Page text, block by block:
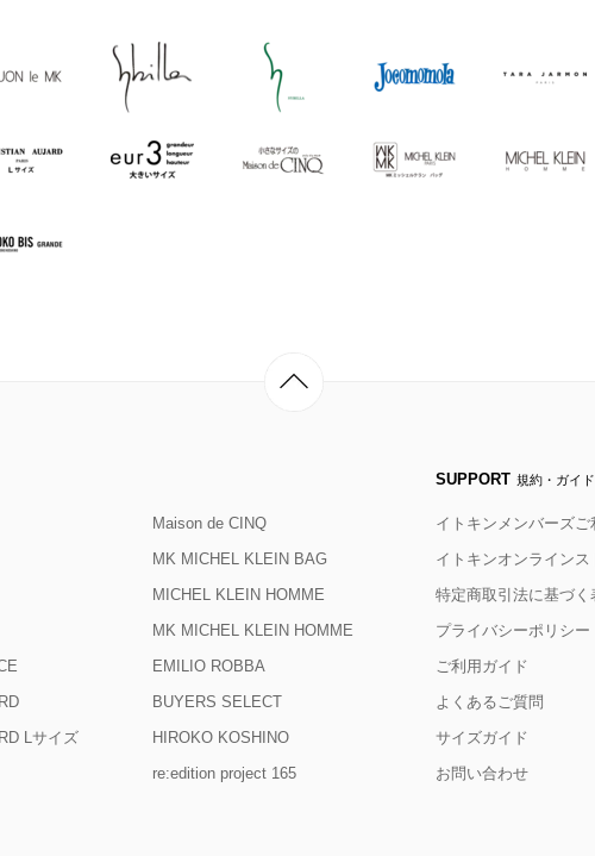
Lサイズ
Maison de CINQ
MK MICHEL KLEIN BAG
MICHEL KLEIN HOMME
MK MICHEL KLEIN HOMME
EMILIO ROBBA
BUYERS SELECT
HIROKO KOSHINO
re:edition project 165
SUPPORT 規約・ガイド
イトキンメンバーズご
イトキンオンライン
特定商取引法に基づく
プライバシーポリシー
ご利用ガイド
よくあるご質問
サイズガイド
お問い合わせ